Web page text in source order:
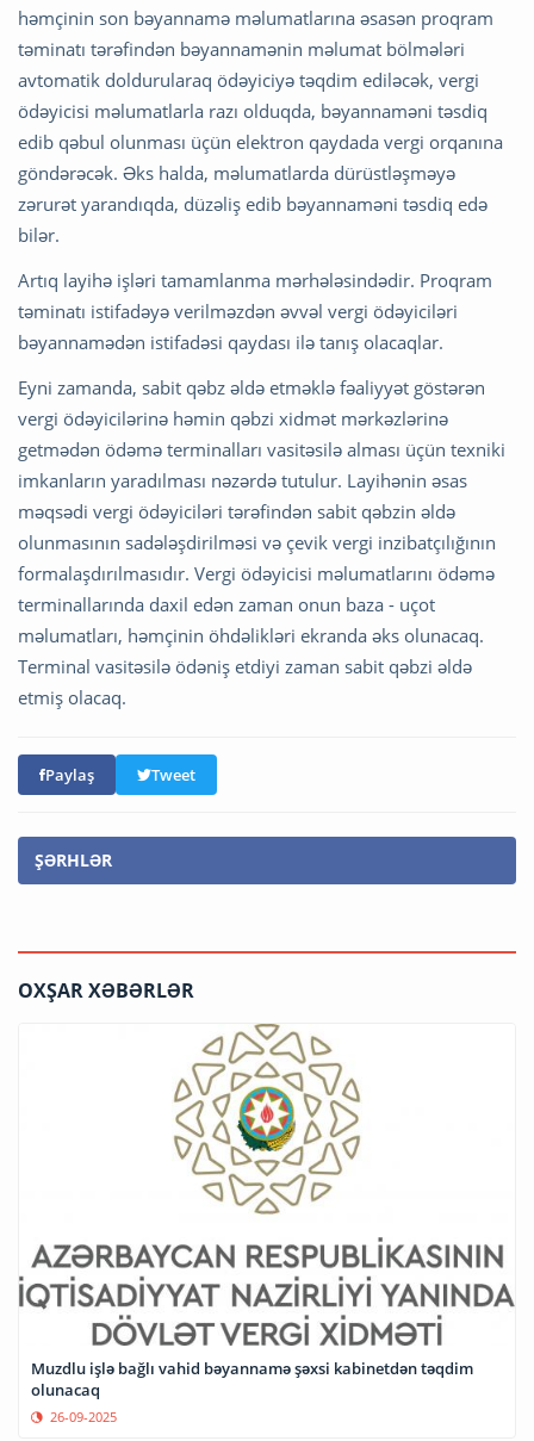
həmçinin son bəyannamə məlumatlarına əsasən proqram
təminatı tərəfindən bəyannamənin məlumat bölmələri
avtomatik doldurularaq ödəyiciyə təqdim ediləcək, vergi
ödəyicisi məlumatlarla razı olduqda, bəyannaməni təsdiq
edib qəbul olunması üçün elektron qaydada vergi orqanına
göndərəcək. Əks halda, məlumatlarda dürüstləşməyə
zərurət yarandıqda, düzəliş edib bəyannaməni təsdiq edə
bilər.
Artıq layihə işləri tamamlanma mərhələsindədir. Proqram
təminatı istifadəyə verilməzdən əvvəl vergi ödəyiciləri
bəyannamədən istifadəsi qaydası ilə tanış olacaqlar.
Eyni zamanda, sabit qəbz əldə etməklə fəaliyyət göstərən
vergi ödəyicilərinə həmin qəbzi xidmət mərkəzlərinə
getmədən ödəmə terminalları vasitəsilə alması üçün texniki
imkanların yaradılması nəzərdə tutulur. Layihənin əsas
məqsədi vergi ödəyiciləri tərəfindən sabit qəbzin əldə
olunmasının sadələşdirilməsi və çevik vergi inzibatçılığının
formalaşdırılmasıdır. Vergi ödəyicisi məlumatlarını ödəmə
terminallarında daxil edən zaman onun baza - uçot
məlumatları, həmçinin öhdəlikləri ekranda əks olunacaq.
Terminal vasitəsilə ödəniş etdiyi zaman sabit qəbzi əldə
etmiş olacaq.
Paylaş Tweet
ŞƏRHLƏR
OXŞAR XƏBƏRLƏR
Muzdlu işlə bağlı vahid bəyannamə şəxsi kabinetdən təqdim
olunacaq
26-09-2025